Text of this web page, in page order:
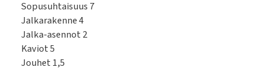
Sopusuhtaisuus 7
Jalkarakenne 4
Jalka-asennot 2
Kaviot 5
Jouhet 1,5